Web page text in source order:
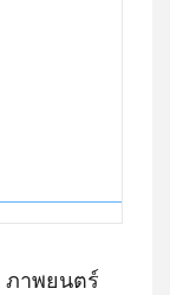
ภาพยนตร์